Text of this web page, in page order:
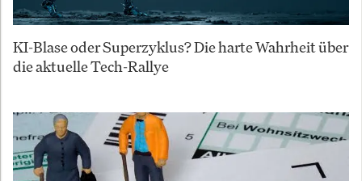
KI-Blase oder Superzyklus? Die harte Wahrheit über
die aktuelle Tech-Rallye